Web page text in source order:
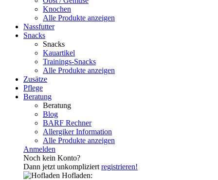
Knochen
Alle Produkte anzeigen
Nassfutter
Snacks
Snacks
Kauartikel
Trainings-Snacks
Alle Produkte anzeigen
Zusätze
Pflege
Beratung
Beratung
Blog
BARF Rechner
Allergiker Information
Alle Produkte anzeigen
Anmelden
Noch kein Konto?
Dann jetzt unkompliziert registrieren!
Hofladen: